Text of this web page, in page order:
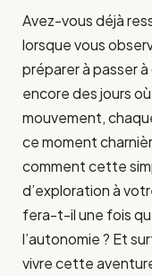
Avez-vous déjà
lorsque vous
préparer à passer
encore des jours
mouvement,
ce moment
comment cette
d’exploration à
fera-t-il une fois
l’autonomie ? Et
vivre cette